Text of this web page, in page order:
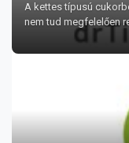
A kettes típusú
nem tud megfelelően